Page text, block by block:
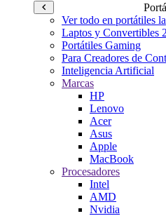
Ver todo en portátiles
Laptos y Convertibles
Portátiles Gaming
Para Creadores de
Inteligencia Artificial
Marcas
HP
Lenovo
Acer
Asus
Apple
MacBook
Procesadores
Intel
AMD
Nvidia